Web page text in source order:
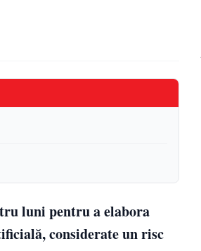
luni pentru a elabora
considerate un risc